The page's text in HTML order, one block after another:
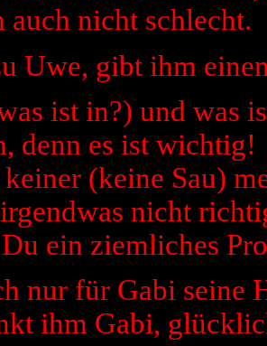
nicht schlecht.
Uwe, gibt ihm
ist in?) und was
denn es ist wichtig!
(keine Sau)
nicht
ein ziemliches
nur für Gabi seine
ihm Gabi,